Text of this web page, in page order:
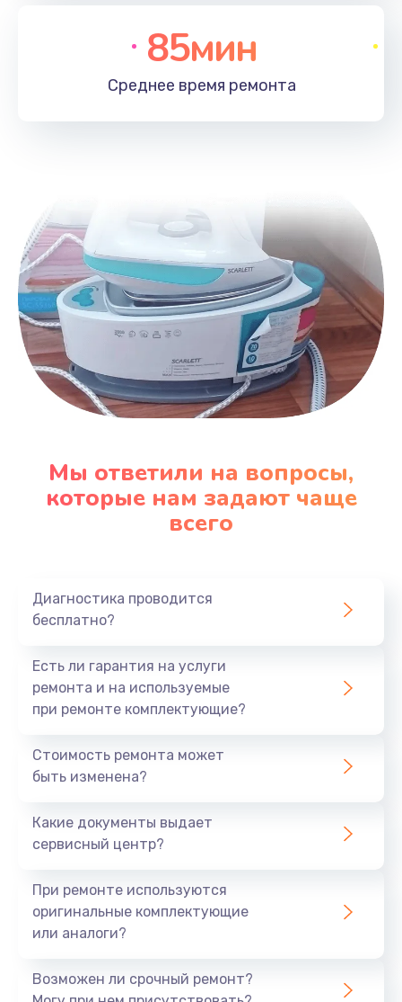
85мин
Среднее время ремонта
Мы ответили на вопросы,
которые нам задают чаще
всего
Диагностика проводится
бесплатно?
Есть ли гарантия на услуги
ремонта и на используемые
при ремонте комплектующие?
Стоимость ремонта может
быть изменена?
Какие документы выдает
сервисный центр?
При ремонте используются
оригинальные комплектующие
или аналоги?
Возможен ли срочный ремонт?